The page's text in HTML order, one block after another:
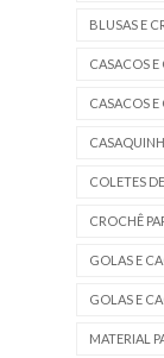
BLUSAS E
CASACOS
CASACOS
COLETES
CROCHÊ
GOLAS E
GOLAS E
MATERIAL